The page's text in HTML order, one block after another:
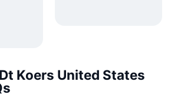
Koers United States